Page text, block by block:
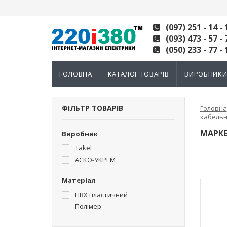
(097) 251 - 14 -
(093) 473 - 57 -
(050) 233 - 77 -
ГОЛОВНА КАТАЛОГ ТОВАРІВ ВИРОБНИКИ
ФІЛЬТР ТОВАРІВ
Виробник
Takel
АСКО-УКРЕМ
Матеріал
ПВХ пластичний
Полімер
Головна